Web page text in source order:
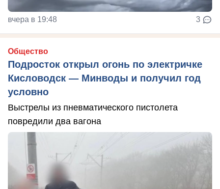
вчера в 19:48 3
Общество
Подросток открыл огонь по электричке
Кисловодск — Минводы и получил год
условно
Выстрелы из пневматического пистолета
повредили два вагона